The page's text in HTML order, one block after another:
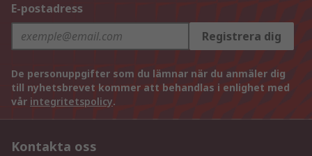
E-postadress
Registrera dig
De personuppgifter som du lämnar när du anmäler dig
till nyhetsbrevet kommer att behandlas i enlighet med
vår integritetspolicy.
Kontakta oss